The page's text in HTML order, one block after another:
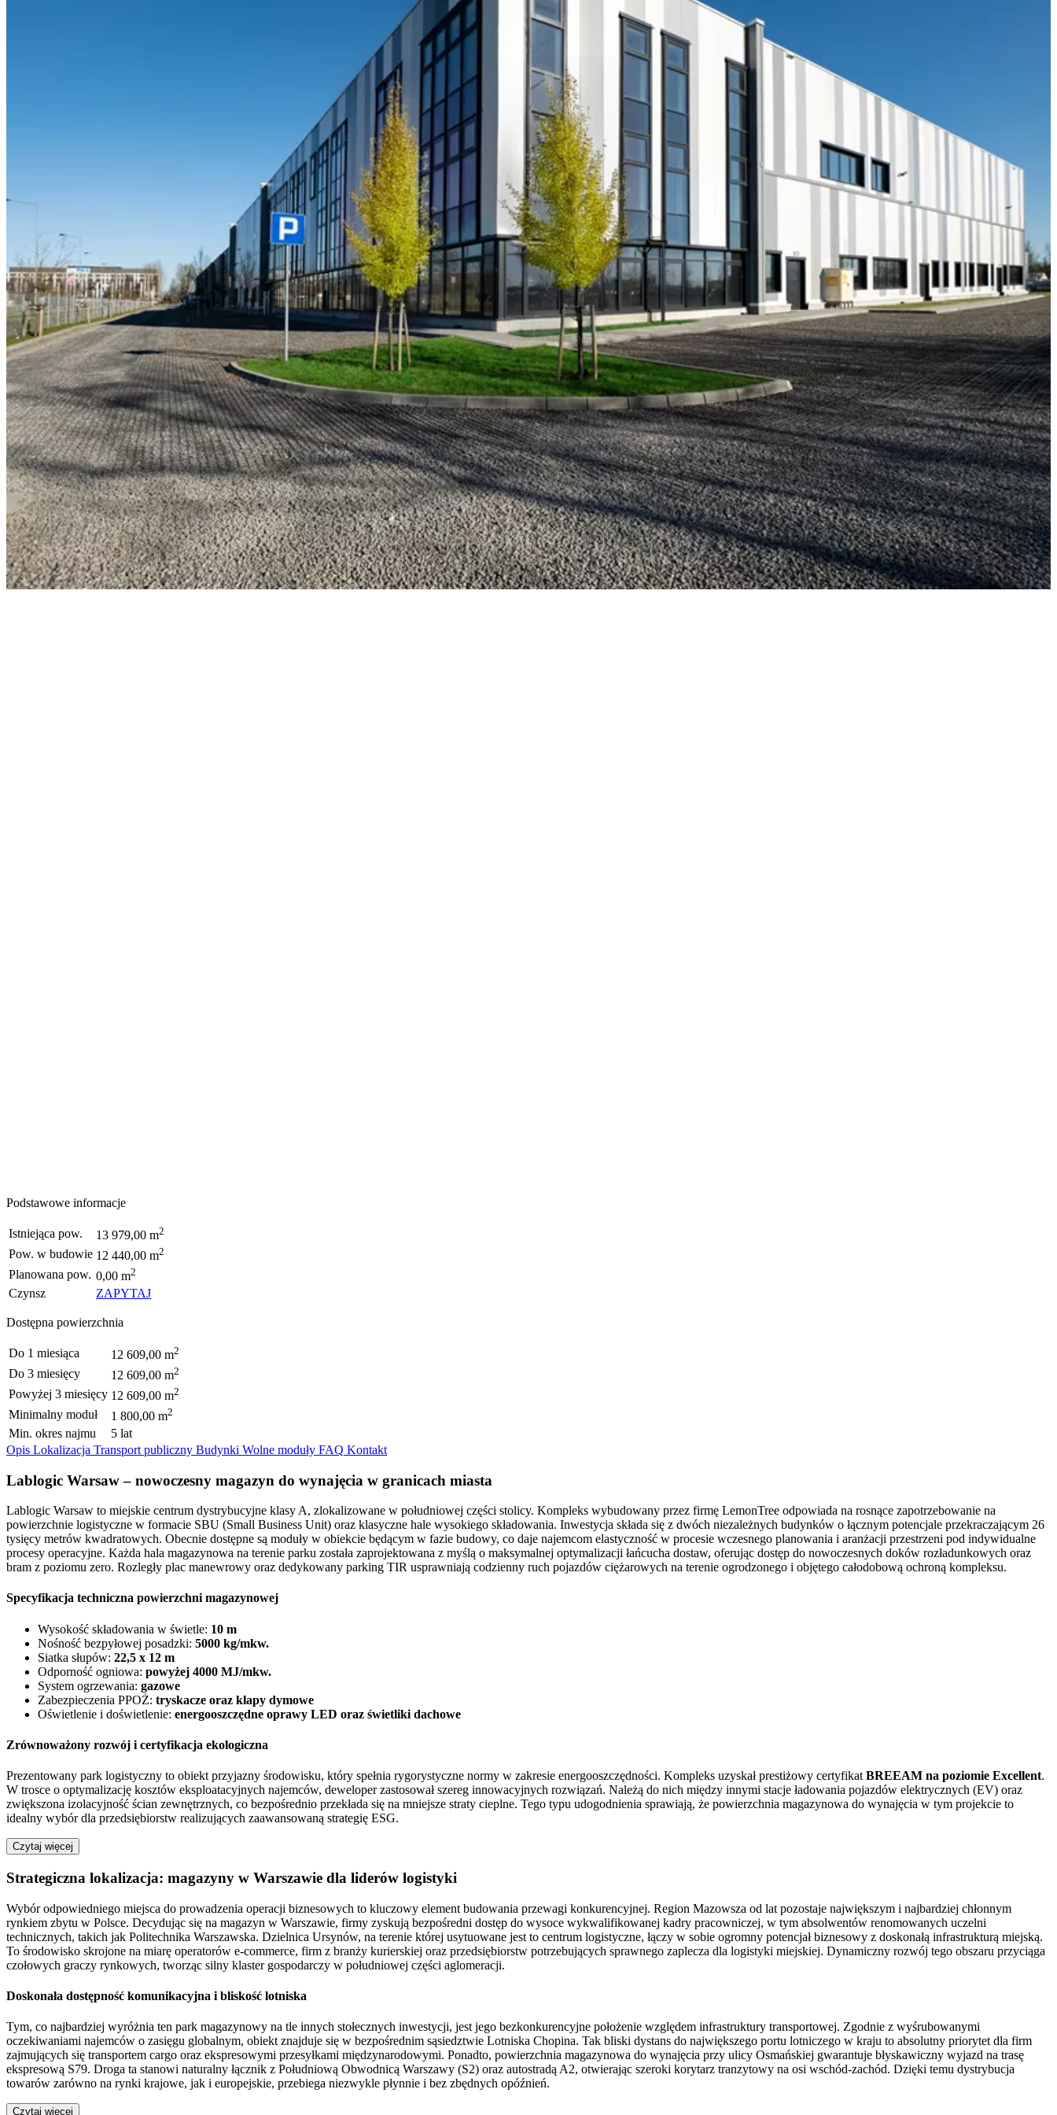
Podstawowe informacje
Istniejąca pow. 13 979,00 m2
Pow. w budowie 12 440,00 m2
Planowana pow. 0,00 m2
Czynsz ZAPYTAJ
Dostępna powierzchnia
Do 1 miesiąca 12 609,00 m2
Do 3 miesięcy 12 609,00 m2
Powyżej 3 miesięcy 12 609,00 m2
Minimalny moduł 1 800,00 m2
Min. okres najmu
5 lat
Opis Lokalizacja Transport publiczny Budynki Wolne moduły FAQ Kontakt
Lablogic Warsaw – nowoczesny magazyn do wynajęcia w granicach miasta
Lablogic Warsaw to miejskie centrum dystrybucyjne klasy A, zlokalizowane w południowej części stolicy. Kompleks wybudowany przez firmę LemonTree odpowiada na rosnące zapotrzebowanie na
powierzchnie logistyczne w formacie SBU (Small Business Unit) oraz klasyczne hale wysokiego składowania. Inwestycja składa się z dwóch niezależnych budynków o łącznym potencjale przekraczającym 26
tysięcy metrów kwadratowych. Obecnie dostępne są moduły w obiekcie będącym w fazie budowy, co daje najemcom elastyczność w procesie wczesnego planowania i aranżacji przestrzeni pod indywidualne
procesy operacyjne. Każda hala magazynowa na terenie parku została zaprojektowana z myślą o maksymalnej optymalizacji łańcucha dostaw, oferując dostęp do nowoczesnych doków rozładunkowych oraz
bram z poziomu zero. Rozległy plac manewrowy oraz dedykowany parking TIR usprawniają codzienny ruch pojazdów ciężarowych na terenie ogrodzonego i objętego całodobową ochroną kompleksu.
Specyfikacja techniczna powierzchni magazynowej
Wysokość składowania w świetle: 10 m
Nośność bezpyłowej posadzki: 5000 kg/mkw.
Siatka słupów: 22,5 x 12 m
Odporność ogniowa: powyżej 4000 MJ/mkw.
System ogrzewania: gazowe
Zabezpieczenia PPOŻ: tryskacze oraz klapy dymowe
Oświetlenie i doświetlenie: energooszczędne oprawy LED oraz świetliki dachowe
Zrównoważony rozwój i certyfikacja ekologiczna
Prezentowany park logistyczny to obiekt przyjazny środowisku, który spełnia rygorystyczne normy w zakresie energooszczędności. Kompleks uzyskał prestiżowy certyfikat BREEAM na poziomie Excellent.
W trosce o optymalizację kosztów eksploatacyjnych najemców, deweloper zastosował szereg innowacyjnych rozwiązań. Należą do nich między innymi stacje ładowania pojazdów elektrycznych (EV) oraz
zwiększona izolacyjność ścian zewnętrznych, co bezpośrednio przekłada się na mniejsze straty cieplne. Tego typu udogodnienia sprawiają, że powierzchnia magazynowa do wynajęcia w tym projekcie to
idealny wybór dla przedsiębiorstw realizujących zaawansowaną strategię ESG.
Czytaj więcej
Strategiczna lokalizacja: magazyny w Warszawie dla liderów logistyki
Wybór odpowiedniego miejsca do prowadzenia operacji biznesowych to kluczowy element budowania przewagi konkurencyjnej. Region Mazowsza od lat pozostaje największym i najbardziej chłonnym
rynkiem zbytu w Polsce. Decydując się na magazyn w Warszawie, firmy zyskują bezpośredni dostęp do wysoce wykwalifikowanej kadry pracowniczej, w tym absolwentów renomowanych uczelni
technicznych, takich jak Politechnika Warszawska. Dzielnica Ursynów, na terenie której usytuowane jest to centrum logistyczne, łączy w sobie ogromny potencjał biznesowy z doskonałą infrastrukturą miejską.
To środowisko skrojone na miarę operatorów e-commerce, firm z branży kurierskiej oraz przedsiębiorstw potrzebujących sprawnego zaplecza dla logistyki miejskiej. Dynamiczny rozwój tego obszaru przyciąga
czołowych graczy rynkowych, tworząc silny klaster gospodarczy w południowej części aglomeracji.
Doskonała dostępność komunikacyjna i bliskość lotniska
Tym, co najbardziej wyróżnia ten park magazynowy na tle innych stołecznych inwestycji, jest jego bezkonkurencyjne położenie względem infrastruktury transportowej. Zgodnie z wyśrubowanymi
oczekiwaniami najemców o zasięgu globalnym, obiekt znajduje się w bezpośrednim sąsiedztwie Lotniska Chopina. Tak bliski dystans do największego portu lotniczego w kraju to absolutny priorytet dla firm
zajmujących się transportem cargo oraz ekspresowymi przesyłkami międzynarodowymi. Ponadto, powierzchnia magazynowa do wynajęcia przy ulicy Osmańskiej gwarantuje błyskawiczny wyjazd na trasę
ekspresową S79. Droga ta stanowi naturalny łącznik z Południową Obwodnicą Warszawy (S2) oraz autostradą A2, otwierając szeroki korytarz tranzytowy na osi wschód-zachód. Dzięki temu dystrybucja
towarów zarówno na rynki krajowe, jak i europejskie, przebiega niezwykle płynnie i bez zbędnych opóźnień.
Czytaj więcej